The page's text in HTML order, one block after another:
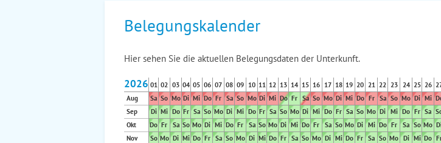
Belegungskalender
Hier sehen Sie die aktuellen Belegungsdaten der Unterkunft.
2026 01 02 03 04 05 06 07 08 09 10 11 12 13 14 15 16 17 18 19 20 21 22 23 24 25 26
Aug
Sa So Mo Di Mi Do Fr Sa So Mo Di Mi Do Fr Sa So Mo Di Mi Do Fr Sa So Mo Di Mi
Sep
Di Mi Do Fr Sa So Mo Di Mi Do Fr Sa So Mo Di Mi Do Fr Sa So Mo Di Mi Do Fr Sa
Okt
Do Fr Sa So Mo Di Mi Do Fr Sa So Mo Di Mi Do Fr Sa So Mo Di Mi Do Fr Sa So Mo
Nov
So Mo Di Mi Do Fr Sa So Mo Di Mi Do Fr Sa So Mo Di Mi Do Fr Sa So Mo Di Mi Do